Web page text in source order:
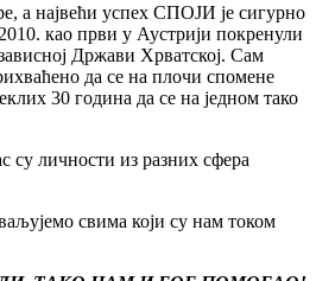
а највећи успех СПОЈИ је сигурно
као први у Аустрији покренули
Држави Хрватској. Сам
да се на плочи спомене
30 година да се на једном тако
личности из разних сфера
свима који су нам током